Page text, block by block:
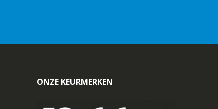
ONZE KEURMERKEN